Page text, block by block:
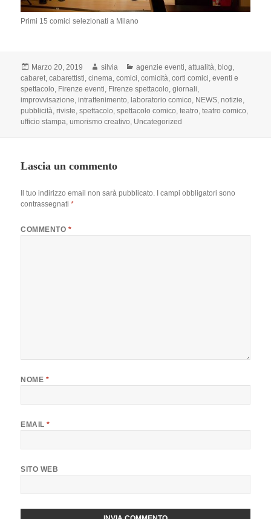
Primi 15 comici selezionati a Milano
Scritto
il
Marzo 20, 2019 Autore
silvia Categorie
agenzie eventi,attualità, blog,
cabaret,cabarettisti,cinema,comici,comicità,corti comici,eventi e
spettacolo, Firenze eventi, Firenze spettacolo,giornali,
improvvisazione,intrattenimento, laboratorio comico, NEWS,notizie,
pubblicità,riviste,spettacolo,spettacolo comico,teatro,teatro comico,
ufficio stampa,umorismo creativo, Uncategorized
Lascia un commento
Il tuo indirizzo email non sarà pubblicato. I campi obbligatori sono
contrassegnati*
COMMENTO *
NOME *
EMAIL*
SITO WEB